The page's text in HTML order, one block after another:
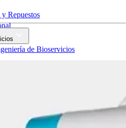
y Repuestos
de Bioservicios